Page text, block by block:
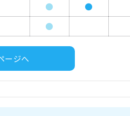
● ●
●
ージへ